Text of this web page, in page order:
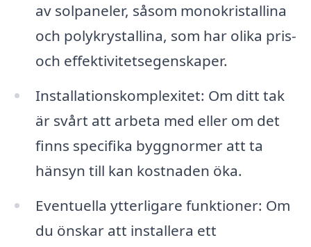
av solpaneler, såsom monokristallina
och polykrystallina, som har olika pris-
och effektivitetsegenskaper.
Installationskomplexitet: Om ditt tak
är svårt att arbeta med eller om det
finns specifika byggnormer att ta
hänsyn till kan kostnaden öka.
Eventuella ytterligare funktioner: Om
du önskar att installera ett